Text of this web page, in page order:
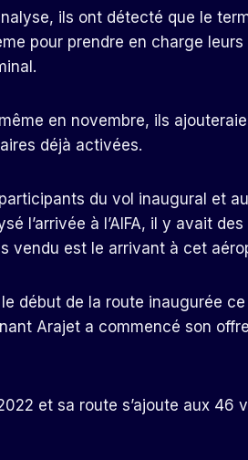
ils ont détecté que le
pour prendre en charge
en novembre, ils
déjà activées.
du vol inaugural et
l’arrivée à l’AIFA, il y avait
vendu est le arrivant à cet
début de la route inaugurée
Arajet a commencé son
et sa route s’ajoute aux 46